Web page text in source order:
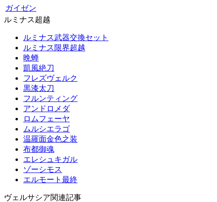
ガイゼン
ルミナス超越
ルミナス武器交換セット
ルミナス限界超越
晩蝉
凱風絶刀
フレズヴェルク
黒漆太刀
フルンティング
アンドロメダ
ロムフェーヤ
ムルシエラゴ
温羅面金色之装
布都御魂
エレシュキガル
ゾーシモス
エルモート最終
ヴェルサシア関連記事